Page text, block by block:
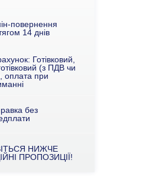
повернення
14 днів
Готівковий,
(з ПДВ чи
оплата при
без
НИЖЧЕ
ПРОПОЗИЦІЇ!